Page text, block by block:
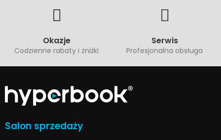
Okazje
Codzienne rabaty i zniżki
Serwis
Profesjonalna obsługa
Salon sprzedaży